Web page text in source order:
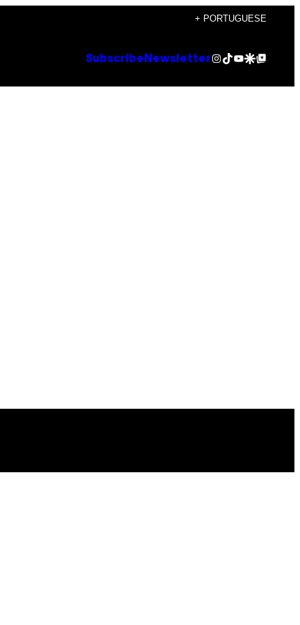
+ PORTUGUESE
Subscribe NewsletterInstagram
TikTok
YouTube
Google Discover
Google Top Posts